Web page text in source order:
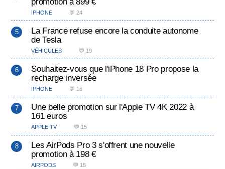
IPHONE 💬 24
La France refuse encore la conduite autonome
de Tesla
VÉHICULES 💬 19
Souhaitez-vous que l'iPhone 18 Pro propose la
recharge inversée
IPHONE 💬 16
Une belle promotion sur l'Apple TV 4K 2022 à
161 euros
APPLE TV 💬 15
Les AirPods Pro 3 s'offrent une nouvelle
promotion à 198 €
AIRPODS 💬 15